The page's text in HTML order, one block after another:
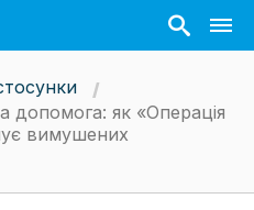
допомога: як «Операція
вимушених